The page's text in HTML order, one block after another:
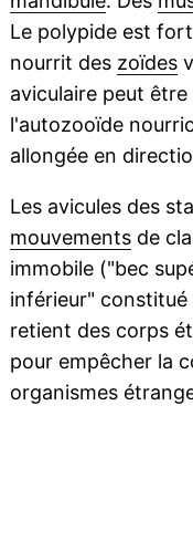
Le polypide est
nourrit des zoïdes
aviculaire peut
l'autozooïde
allongée en
Les avicules des
mouvementsde
immobile ("bec
inférieur"
retient des corps
pour empêcher la
organismes